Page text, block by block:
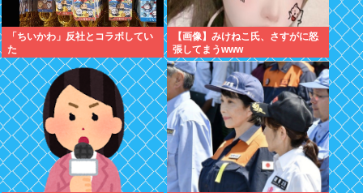
「ちいかわ」反社とコラボしてい
た
【画像】みけねこ氏、さすがに怒
張してまうwww